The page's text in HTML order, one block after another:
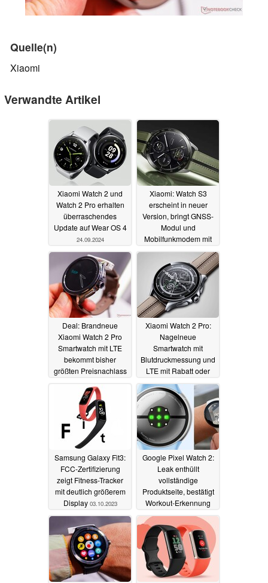
Quelle(n)
Xiaomi
Verwandte Artikel
Xiaomi Watch 2 und
Watch 2 Pro erhalten
überraschendes
Update auf Wear OS 4
24.09.2024
Xiaomi: Watch S3
erscheint in neuer
Version, bringt GNSS-
Modul und
Mobilfunkmodem mit
14.01.2024
Deal: Brandneue
Xiaomi Watch 2 Pro
Smartwatch mit LTE
bekommt bisher
größten Preisnachlass
Xiaomi Watch 2 Pro:
Nagelneue
Smartwatch mit
Blutdruckmessung und
LTE mit Rabatt oder
Geschenk erhältlich
10.10.2023
Samsung Galaxy Fit3:
FCC-Zertifizierung
zeigt Fitness-Tracker
mit deutlich größerem
Display 03.10.2023
Google Pixel Watch 2:
Leak enthüllt
vollständige
Produktseite, bestätigt
Workout-Erkennung
und Kamera-
Fernsteuerung
02.10.2023